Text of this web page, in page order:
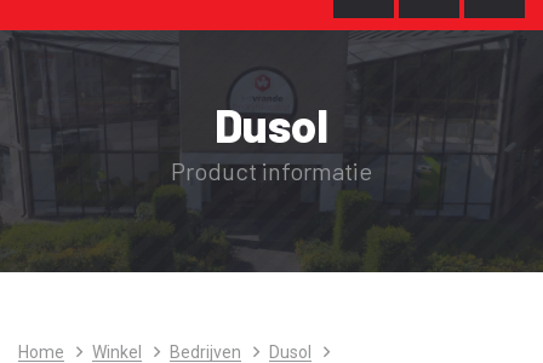
Dusol
Product informatie
Home Winkel Bedrijven
Dusol